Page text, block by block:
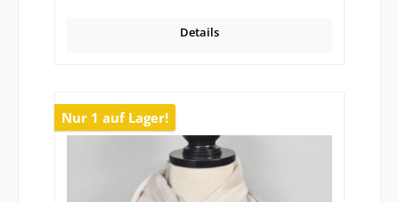
Details
Nur 1 auf Lager!